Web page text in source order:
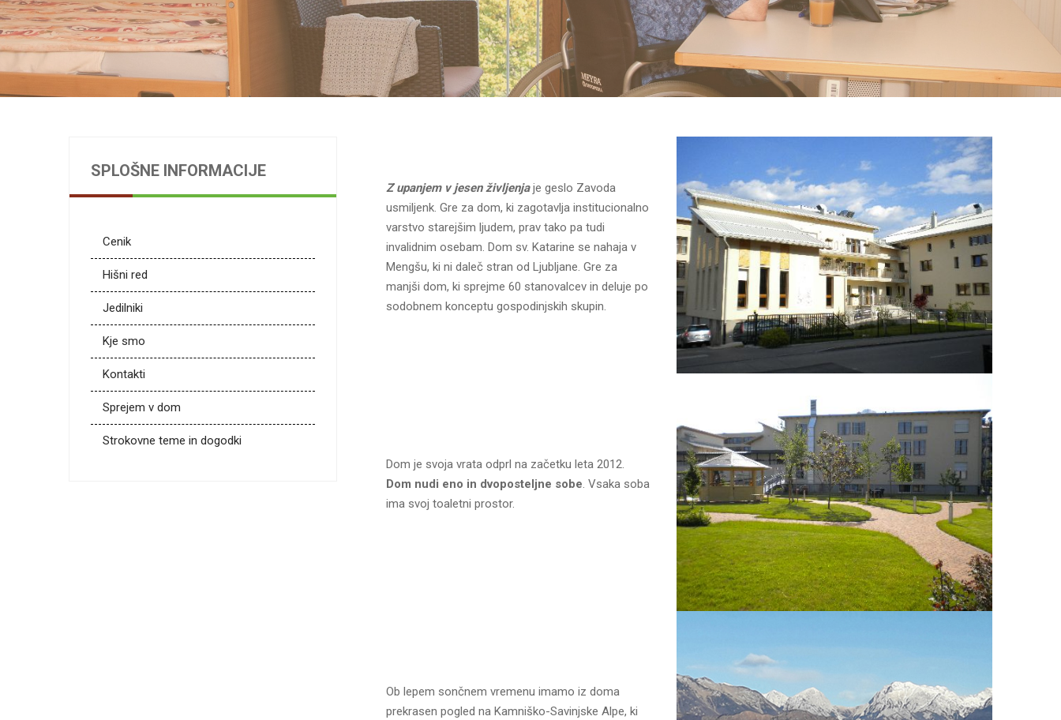
SPLOŠNE INFORMACIJE
Cenik
Hišni red
Jedilniki
Kje smo
Kontakti
Sprejem v dom
Strokovne teme in dogodki
Z upanjem v jesen življenjaje geslo Zavoda
usmiljenk. Gre za dom, ki zagotavlja institucionalno
varstvo starejšim ljudem, prav tako pa tudi
invalidnim osebam. Dom sv. Katarine se nahaja v
Mengšu, ki ni daleč stran od Ljubljane. Gre za
manjši dom, ki sprejme 60 stanovalcev in deluje po
sodobnem konceptu gospodinjskih skupin.
Dom je svoja vrata odprl na začetku leta 2012.
Dom nudi eno in dvoposteljne sobe. Vsaka soba
ima svoj toaletni prostor.
Ob lepem sončnem vremenu imamo iz doma
prekrasen pogled na Kamniško-Savinjske Alpe, ki